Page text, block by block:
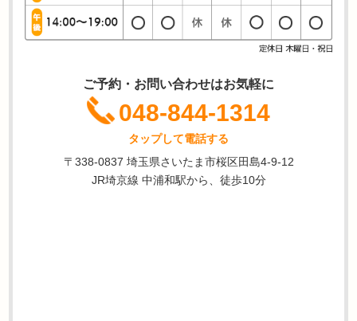
ご予約・お問い合わせはお気軽に
048-844-1314
タップして電話する
〒338-0837 埼玉県さいたま市桜区田島4-9-12
JR埼京線 中浦和駅から、徒歩10分